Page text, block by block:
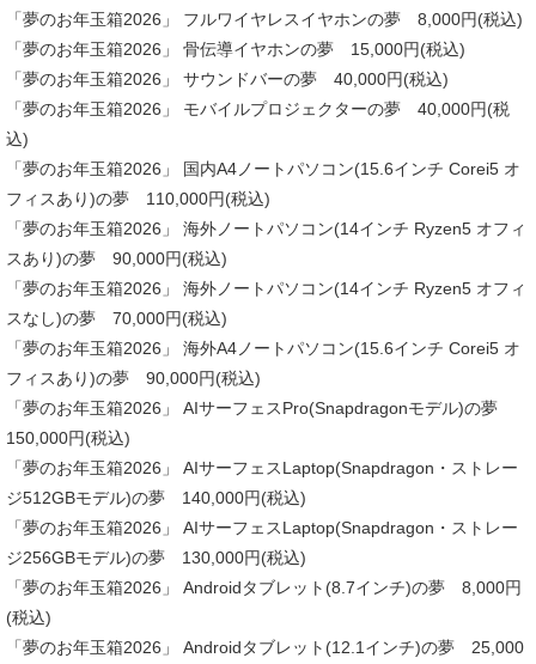
「夢のお年玉箱2026」 フルワイヤレスイヤホンの夢 8,000円(税込)
「夢のお年玉箱2026」 骨伝導イヤホンの夢 15,000円(税込)
「夢のお年玉箱2026」 サウンドバーの夢 40,000円(税込)
「夢のお年玉箱2026」 モバイルプロジェクターの夢 40,000円(税
込)
「夢のお年玉箱2026」 国内A4ノートパソコン(15.6インチ Corei5 オ
フィスあり)の夢 110,000円(税込)
「夢のお年玉箱2026」 海外ノートパソコン(14インチ Ryzen5 オフィ
スあり)の夢 90,000円(税込)
「夢のお年玉箱2026」 海外ノートパソコン(14インチ Ryzen5 オフィ
スなし)の夢 70,000円(税込)
「夢のお年玉箱2026」 海外A4ノートパソコン(15.6インチ Corei5 オ
フィスあり)の夢 90,000円(税込)
「夢のお年玉箱2026」 AIサーフェスPro(Snapdragonモデル)の夢
150,000円(税込)
「夢のお年玉箱2026」 AIサーフェスLaptop(Snapdragon・ストレー
ジ512GBモデル)の夢 140,000円(税込)
「夢のお年玉箱2026」 AIサーフェスLaptop(Snapdragon・ストレー
ジ256GBモデル)の夢 130,000円(税込)
「夢のお年玉箱2026」 Androidタブレット(8.7インチ)の夢 8,000円
(税込)
「夢のお年玉箱2026」 Androidタブレット(12.1インチ)の夢 25,000